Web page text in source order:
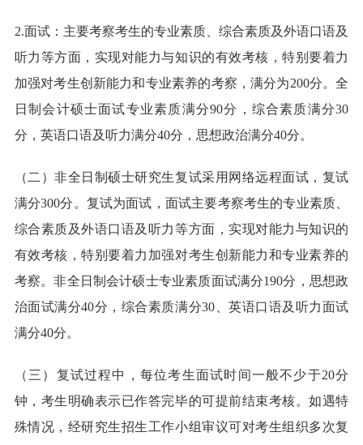
2.面试：主要考察考生的专业素质、综合素质及外语口语及
听力等方面，实现对能力与知识的有效考核，特别要着力
加强对考生创新能力和专业素养的考察，满分为200分。全
日制会计硕士面试专业素质满分90分，综合素质满分30
分，英语口语及听力满分40分，思想政治满分40分。
（二）非全日制硕士研究生复试采用网络远程面试，复试
满分300分。复试为面试，面试主要考察考生的专业素质、
综合素质及外语口语及听力等方面，实现对能力与知识的
有效考核，特别要着力加强对考生创新能力和专业素养的
考察。非全日制会计硕士专业素质面试满分190分，思想政
治面试满分40分，综合素质满分30、英语口语及听力面试
满分40分。
（三）复试过程中，每位考生面试时间一般不少于20分
钟，考生明确表示已作答完毕的可提前结束考核。如遇特
殊情况，经研究生招生工作小组审议可对考生组织多次复